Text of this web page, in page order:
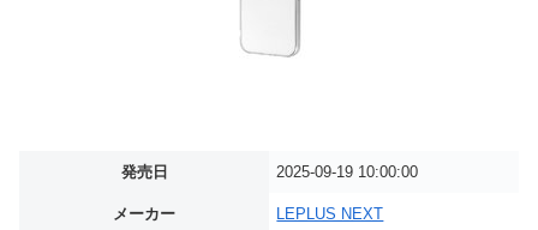
発売日 2025-09-19 10:00:00
メーカー LEPLUS NEXT